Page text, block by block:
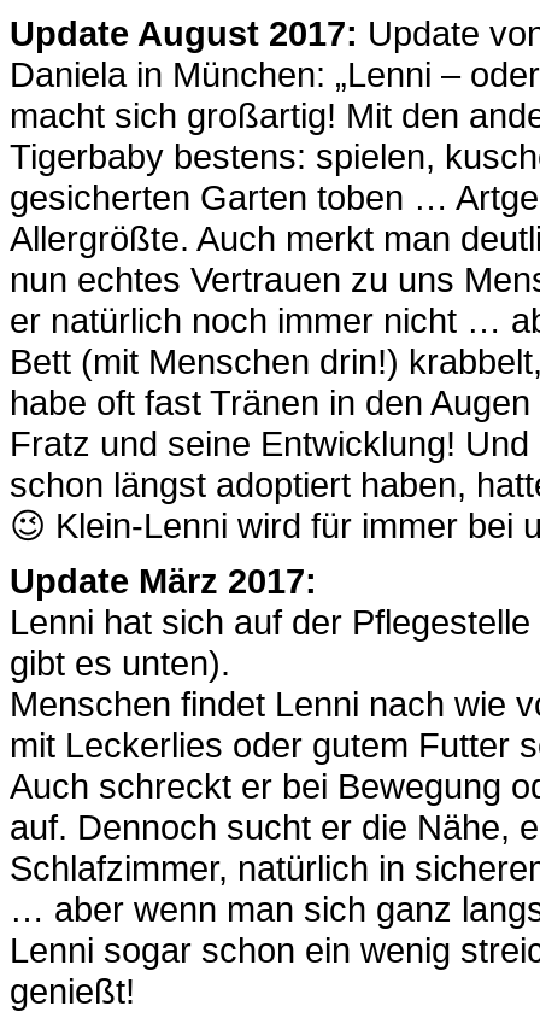
Update August 2017: Update
Daniela in München: „Lenni –
macht sich großartig! Mit den
Tigerbaby bestens: spielen,
gesicherten Garten toben …
Allergrößte. Auch merkt man
nun echtes Vertrauen zu uns
er natürlich noch immer nicht …
Bett (mit Menschen drin!)
habe oft fast Tränen in den
Fratz und seine Entwicklung!
schon längst adoptiert haben,
😉 Klein-Lenni wird für immer bei
Update März 2017:
Lenni hat sich auf der
gibt es unten).
Menschen findet Lenni nach wie
mit Leckerlies oder gutem Futter
Auch schreckt er bei Bewegung
auf. Dennoch sucht er die Nähe,
Schlafzimmer, natürlich in
… aber wenn man sich ganz
Lenni sogar schon ein wenig
genießt!